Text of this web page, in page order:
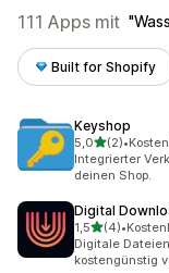
111 Apps mit
Built for Shopify
Keyshop
5,0von 5
(2)
2 Rezensionen
•
Integrierter
deinen Shop.
Digital
1,5von 5
(4)
4 Rezensionen
•
Digitale
kostengünstig